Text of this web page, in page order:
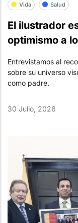
Vida Salud
El ilustrador
optimismo a
Entrevistamos al
sobre su universo
como padre.
30 Julio, 2026